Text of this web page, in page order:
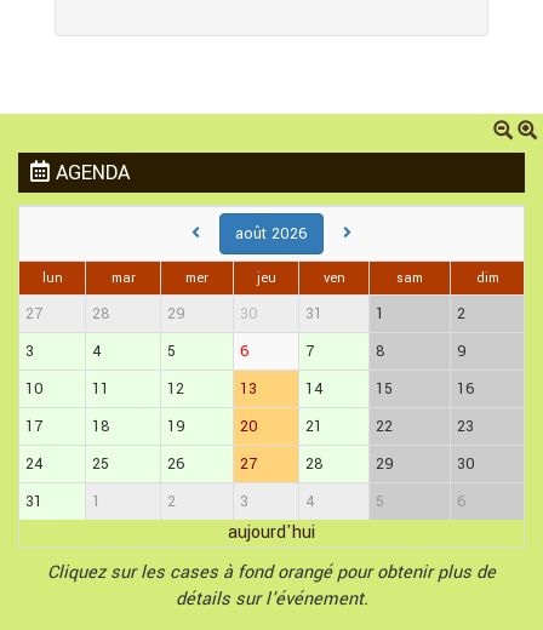
AGENDA
août 2026
lun mar mer jeu ven sam dim
27 28 29 30 31 1
2
3
4 5 6 7 8
9
10
11 12 13 14 15
16
17
18 19 20 21 22
23
24
25 26 27 28 29
30
31
1 2 3 4 5 6
aujourd'hui
Cliquez sur les cases à fond orangé pour obtenir plus de
détails sur l'événement.